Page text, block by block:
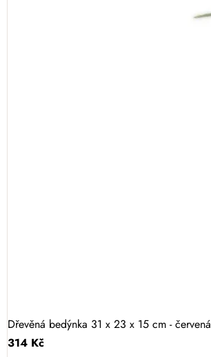
Dřevěná bedýnka 31 x 23 x 15 cm - červená
314 Kč